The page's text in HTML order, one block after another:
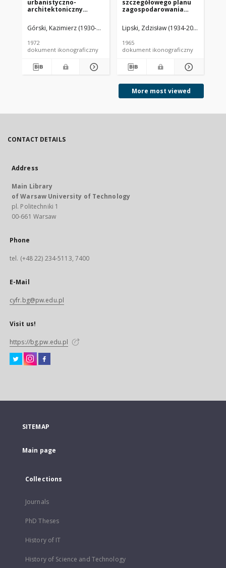
urbanistyczno-
architektoniczny
Brdyujście w
Bydgoszczy - Konkurs
19, wyróżnienie II
stopnia. Zdj. 2,
funkcjonalno-
przestrzenna
Górski, Kazimierz (1930-2015). Projekt Hryniak, Zdzisław (1930-
1972
dokument ikonograficzny
szczegółowego planu
zagospodarowania
śródmieścia wraz z
centrum handlowo-
Ostrowca
Świętokrzyskiego -
praca nr 20,
wyróżnienie II stopnia.
podstawowy
Lipski, Zdzisław (1934-2008). Projekt
1965
dokument ikonograficzny
More most viewed
CONTACT DETAILS
Address
Main Library
of Warsaw University of Technology
pl. Politechniki 1
00-661 Warsaw
Phone
tel. (+48 22) 234-5113, 7400
E-Mail
cyfr.bg@pw.edu.pl
Visit us!
https://bg.pw.edu.pl
SITEMAP
Main page
Collections
Journals
PhD Theses
History of IT
History of Science and Technology